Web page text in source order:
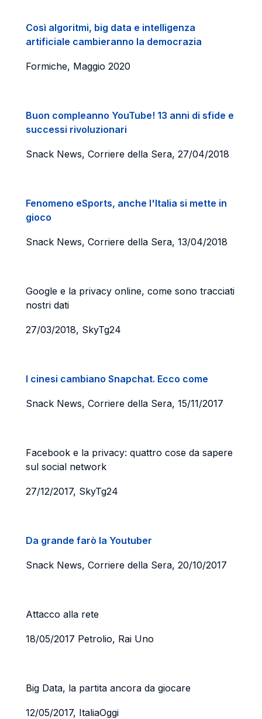
Così algoritmi, big data e intelligenza
artificiale cambieranno la democrazia
Formiche, Maggio 2020
Buon compleanno YouTube! 13 anni di sfide e
successi rivoluzionari
Snack News, Corriere della Sera, 27/04/2018
Fenomeno eSports, anche l'Italia si mette in
gioco
Snack News, Corriere della Sera, 13/04/2018
Google e la privacy online, come sono tracciati
nostri dati
27/03/2018, SkyTg24
I cinesi cambiano Snapchat. Ecco come
Snack News, Corriere della Sera, 15/11/2017
Facebook e la privacy: quattro cose da sapere
sul social network
27/12/2017, SkyTg24
Da grande farò la Youtuber
Snack News, Corriere della Sera, 20/10/2017
Attacco alla rete
18/05/2017 Petrolio, Rai Uno
Big Data, la partita ancora da giocare
12/05/2017, ItaliaOggi